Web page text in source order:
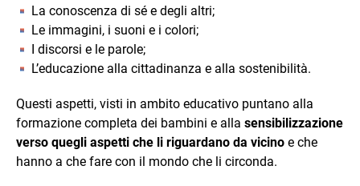
La conoscenza di sé e degli altri;
Le immagini, i suoni e i colori;
I discorsi e le parole;
L’educazione alla cittadinanza e alla sostenibilità.
Questi aspetti, visti in ambito educativo puntano alla
formazione completa dei bambini e alla sensibilizzazione
verso quegli aspetti che li riguardano da vicino e che
hanno a che fare con il mondo che li circonda.